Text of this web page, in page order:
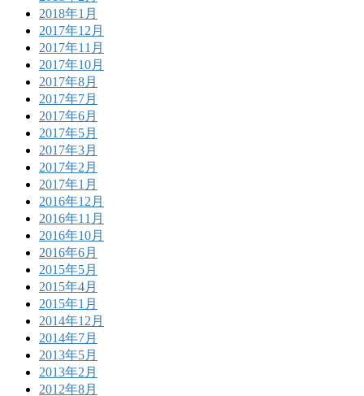
2018年1月
2017年12月
2017年11月
2017年10月
2017年8月
2017年7月
2017年6月
2017年5月
2017年3月
2017年2月
2017年1月
2016年12月
2016年11月
2016年10月
2016年6月
2015年5月
2015年4月
2015年1月
2014年12月
2014年7月
2013年5月
2013年2月
2012年8月